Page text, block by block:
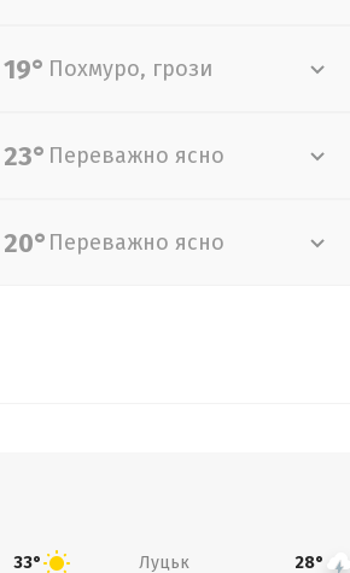
19° Похмуро, грози
23° Переважно ясно
20° Переважно ясно
33° Луцьк 28°